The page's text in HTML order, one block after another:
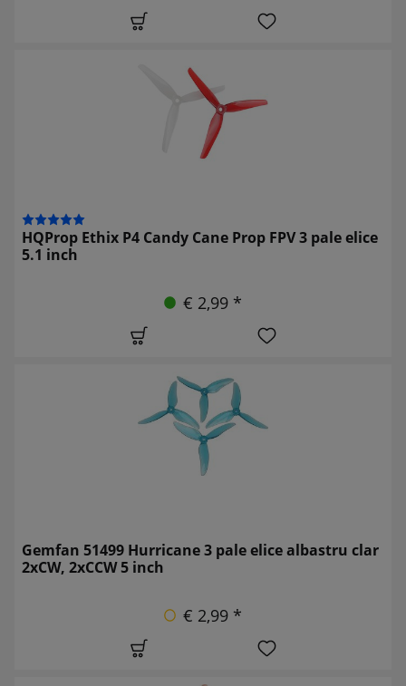
HQProp Ethix P4 Candy Cane Prop FPV 3 pale elice
5.1 inch
€ 2,99 *
Gemfan 51499 Hurricane 3 pale elice albastru clar
2xCW, 2xCCW 5 inch
€ 2,99 *